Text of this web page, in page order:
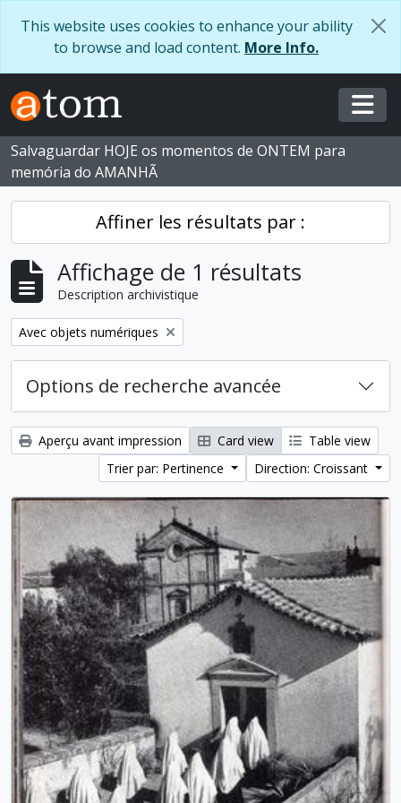
This website uses cookies to enhance your ability
to browse and load content. More Info.
Salvaguardar HOJE os momentos de ONTEM para
memória do AMANHÃ
Affiner les résultats par :
Affichage de 1 résultats
Description archivistique
Remove filter:
Avec objets numériques
Options de recherche avancée
Aperçu avant impression Card view
Table view
Trier par: Pertinence
Direction: Croissant